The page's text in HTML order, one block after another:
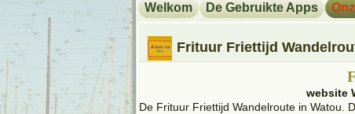
Welkom De Gebruikte Apps
Frituur Friettijd
website
De Frituur Friettijd Wandelroute in Watou.